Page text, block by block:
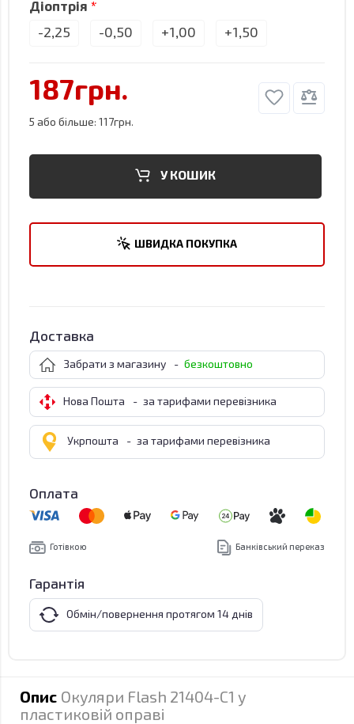
Діоптрія
-2,25 -0,50 +1,00 +1,50
187грн.
5 або більше: 117грн.
У КОШИК
ШВИДКА ПОКУПКА
Доставка
Забрати з магазину - безкоштовно
Нова Пошта - за тарифами перевізника
Укрпошта - за тарифами перевізника
Оплата
Готівкою Банківський переказ
Гарантія
Обмін/повернення протягом 14 днів
Опис Окуляри Flash 21404-C1 у
пластиковій оправі